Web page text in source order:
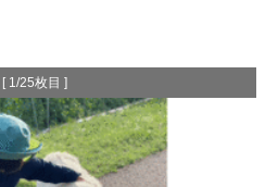
[ 1/25枚目 ]